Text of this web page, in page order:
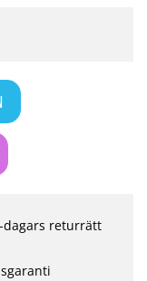
dagars returrätt